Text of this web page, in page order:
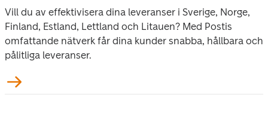
Vill du av effektivisera dina leveranser i Sverige, Norge,
Finland, Estland, Lettland och Litauen? Med Postis
omfattande nätverk får dina kunder snabba, hållbara och
pålitliga leveranser.